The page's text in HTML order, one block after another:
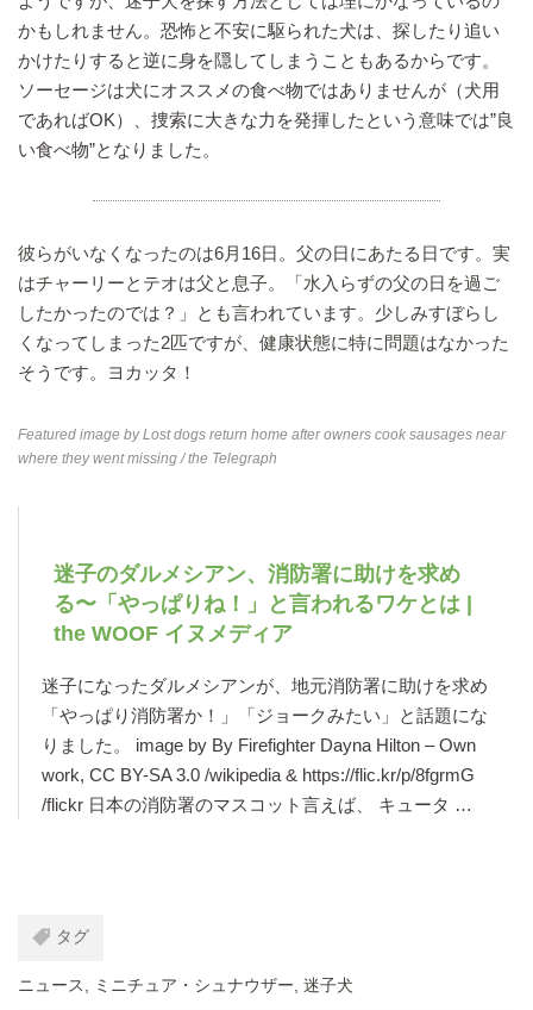
かもしれません。恐怖と不安に駆られた犬は、探したり追い
かけたりすると逆に身を隠してしまうこともあるからです。
ソーセージは犬にオススメの食べ物ではありませんが（犬用
であればOK）、捜索に大きな力を発揮したという意味では”良
い食べ物”となりました。
彼らがいなくなったのは6月16日。父の日にあたる日です。実
はチャーリーとテオは父と息子。「水入らずの父の日を過ご
したかったのでは？」とも言われています。少しみすぼらし
くなってしまった2匹ですが、健康状態に特に問題はなかった
そうです。ヨカッタ！
Featured image byLost dogs return home after owners cook sausages near
where they went missing / the Telegraph
迷子のダルメシアン、消防署に助けを求め
る〜「やっぱりね！」と言われるワケとは |
the WOOF イヌメディア
迷子になったダルメシアンが、地元消防署に助けを求め
「やっぱり消防署か！」「ジョークみたい」と話題にな
りました。 image by By Firefighter Dayna Hilton – Own
work, CC BY-SA 3.0 /wikipedia & https://flic.kr/p/8fgrmG
/flickr 日本の消防署のマスコット言えば、 キュータ …
タグ
ニュース ミニチュア・シュナウザー 迷子犬